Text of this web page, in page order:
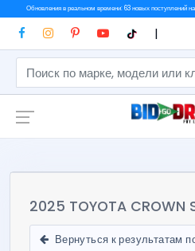
Обновления в реальном времени: 63 новых поступлений
|
2025 TOYOTA CROWN
Вернуться к результатам